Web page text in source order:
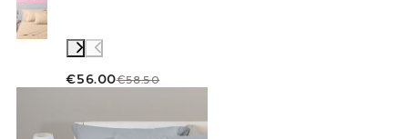
€56.00€58.50